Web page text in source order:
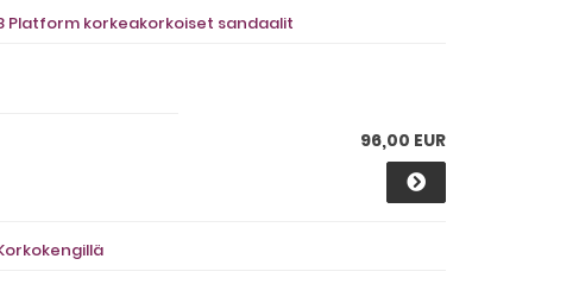
Platform korkeakorkoiset sandaalit
96,00 EUR